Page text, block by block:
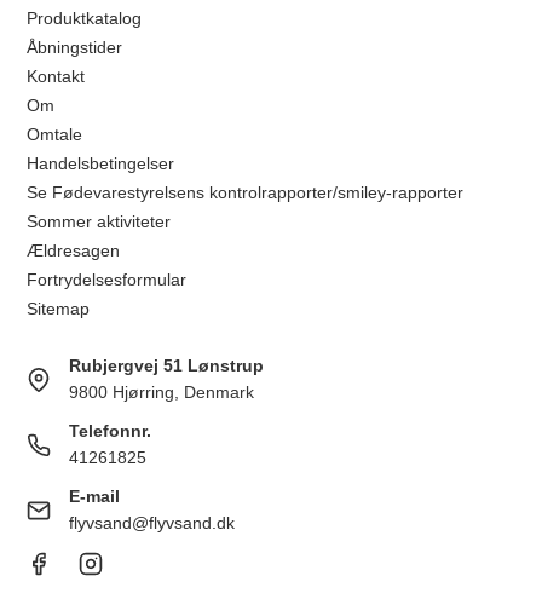
Produktkatalog
Åbningstider
Kontakt
Om
Omtale
Handelsbetingelser
Se Fødevarestyrelsens kontrolrapporter/smiley-rapporter
Sommer aktiviteter
Ældresagen
Fortrydelsesformular
Sitemap
Rubjergvej 51 Lønstrup
9800 Hjørring, Denmark
Telefonnr.
41261825
E-mail
flyvsand@flyvsand.dk